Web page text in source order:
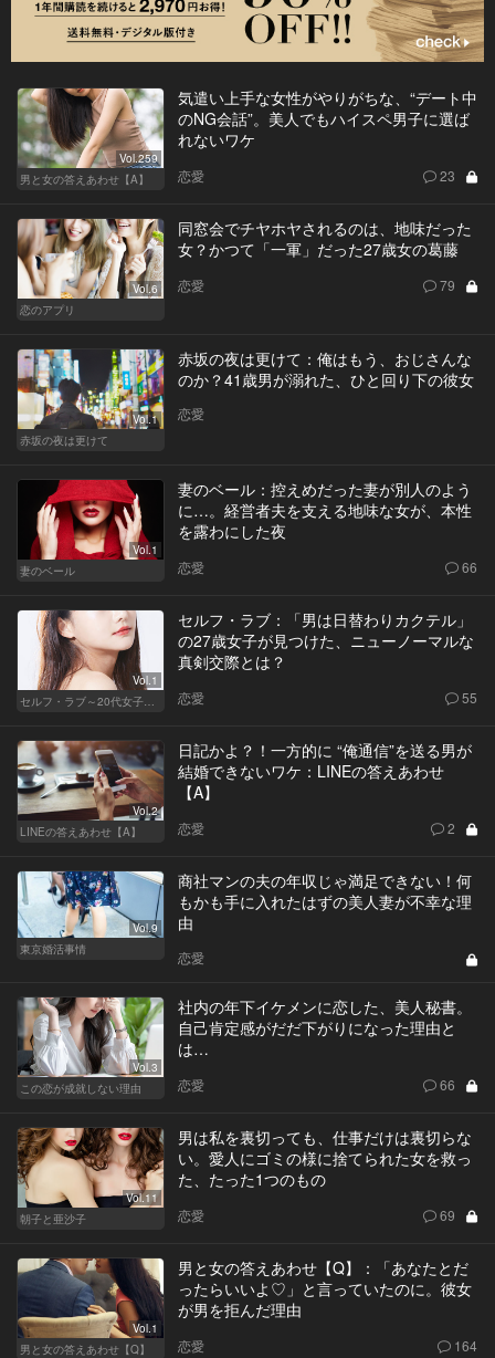
Vol.259
男と女の答えあわせ【A】
気遣い上手な女性がやりがちな、“デート中
のNG会話”。美人でもハイスペ男子に選ば
れないワケ
恋愛 23
Vol.6
恋のアプリ
同窓会でチヤホヤされるのは、地味だった
女？かつて「一軍」だった27歳女の葛藤
恋愛 79
Vol.1
赤坂の夜は更けて
赤坂の夜は更けて：俺はもう、おじさんな
のか？41歳男が溺れた、ひと回り下の彼女
恋愛
Vol.1
妻のベール
妻のベール：控えめだった妻が別人のよう
に…。経営者夫を支える地味な女が、本性
を露わにした夜
恋愛 66
Vol.1
セルフ・ラブ～20代女子の矛盾～
セルフ・ラブ：「男は日替わりカクテル」
の27歳女子が見つけた、ニューノーマルな
真剣交際とは？
恋愛 55
Vol.2
LINEの答えあわせ【A】
日記かよ？！一方的に “俺通信”を送る男が
結婚できないワケ：LINEの答えあわせ
【A】
恋愛 2
Vol.9
東京婚活事情
商社マンの夫の年収じゃ満足できない！何
もかも手に入れたはずの美人妻が不幸な理
由
恋愛
Vol.3
この恋が成就しない理由
社内の年下イケメンに恋した、美人秘書。
自己肯定感がだだ下がりになった理由と
は…
恋愛 66
Vol.11
朝子と亜沙子
男は私を裏切っても、仕事だけは裏切らな
い。愛人にゴミの様に捨てられた女を救っ
た、たった1つのもの
恋愛 69
Vol.1
男と女の答えあわせ【Q】
男と女の答えあわせ【Q】：「あなたとだ
ったらいいよ♡」と言っていたのに。彼女
が男を拒んだ理由
恋愛 164